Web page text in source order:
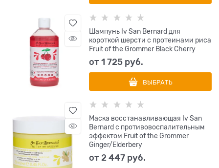
Шампунь Iv San Bernard для
короткой шерсти с протеинами риса
Fruit of the Grommer Black Cherry
от1 725 руб.
ВЫБРАТЬ
Маска восстанавливающая Iv San
Bernard с противовоспалительным
эффектом Fruit of the Grommer
Ginger/Elderbery
от2 447 руб.